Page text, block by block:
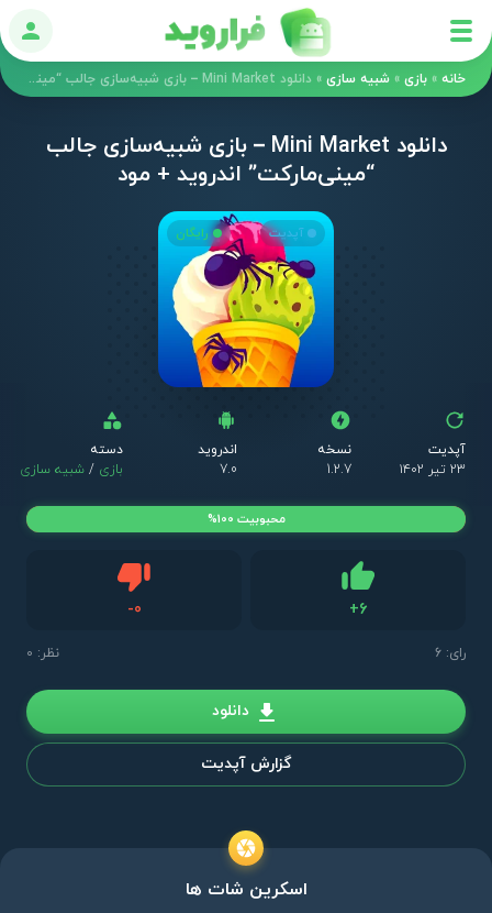
ورود
خانه » بازی » شبیه سازی » دانلود Mini Market – بازی شبیه‌سازی جالب “مینی‌مارکت” اندروید + مود
دانلود Mini Market – بازی شبیه‌سازی جالب
“مینی‌مارکت” اندروید + مود
آپدیت رایگان
آپدیت
۲۳ تیر ۱۴۰۲
نسخه
1.2.7
اندروید
7.0
دسته
بازی / شبیه سازی
+6
-0دیس لایک
رای: 6 نظر: 0
محبوبیت 100%
دانلود
گزارش آپدیت
اسکرین شات ها